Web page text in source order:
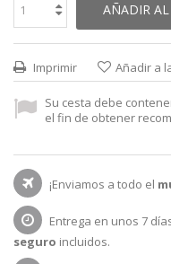
AÑADIR
Imprimir Añadir a
Su cesta debe
el fin de obtener
¡Enviamos a todo el
Entrega en unos 7
seguro incluidos.